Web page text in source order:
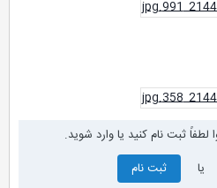
ثبت نام کنید یا وارد شوید.
ثبت نام